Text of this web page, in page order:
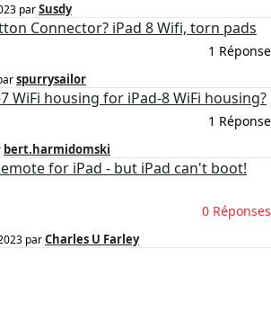
parSusdy
Connector? iPad 8 Wifi, torn pads
1 Réponse
spurrysailor
WiFi housing for iPad-8 WiFi housing?
1 Réponse
bert.harmidomski
for iPad - but iPad can't boot!
0 Réponses
parCharles U Farley